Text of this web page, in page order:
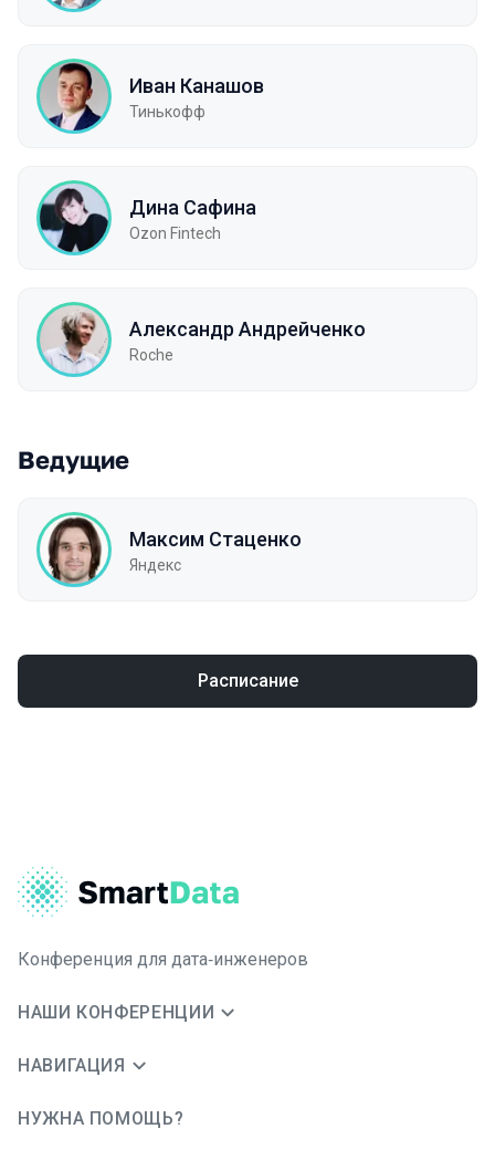
Иван Канашов
Тинькофф
Дина Сафина
Ozon Fintech
Александр Андрейченко
Roche
Ведущие
Максим Стаценко
Яндекс
Расписание
Конференция для дата‑инженеров
НАШИ КОНФЕРЕНЦИИ
НАВИГАЦИЯ
НУЖНА ПОМОЩЬ?